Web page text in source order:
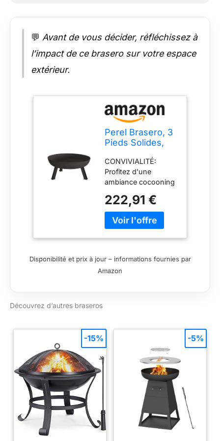
💬 Avant de vous décider, réfléchissez à
l’impact de ce brasero sur votre espace
extérieur.
Perel Brasero, 3
Pieds Solides,
100 cm, Fonte,
Noir
CONVIVIALITÉ:
Profitez d'une
ambiance cocooning
ce brasero élégant de
Perel. CHALEUR: À
installer au jardin ou
soirées d'hiver en
extérieur. GRAND
braseros en fonte
sont idéaux pour
chauffer le jardin. La
fonte donne et
conduit bien la
chaleur. PIEDS
SOLIDES: Les 3 pieds
solides vous
permettent de placer
222,91 €
Disponibilité et prix à jour – informations fournies par
Amazon
Découvrez d’autres braseros
-15% -5%